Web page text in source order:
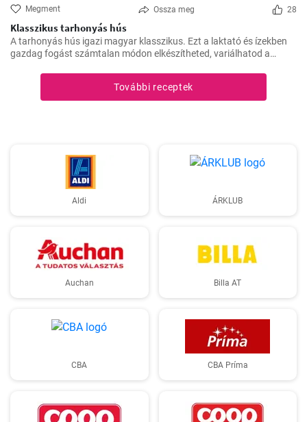
Megment Ossza meg 28
Klasszikus tarhonyás hús
A tarhonyás hús igazi magyar klasszikus. Ezt a laktató és ízekben
gazdag fogást számtalan módon elkészítheted, variálhatod a
További receptek
Aldi ÁRKLUB
Auchan Billa AT
CBA CBA Príma